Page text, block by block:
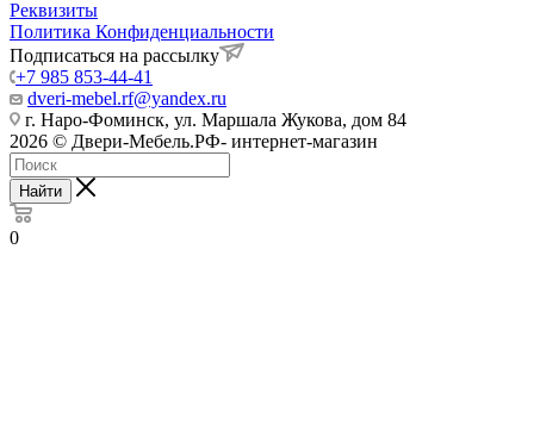
Реквизиты
Политика Конфиденциальности
Подписаться на рассылку
+7 985 853-44-41
dveri-mebel.rf@yandex.ru
г. Наро-Фоминск, ул. Маршала Жукова, дом 84
2026 © Двери-Мебель.РФ- интернет-магазин
Найти
0